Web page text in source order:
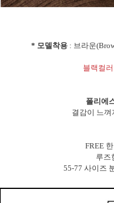
* 모델착용 : 브라운
블랙컬
폴리에
결감이 느
FREE
루즈
55-77 사이즈